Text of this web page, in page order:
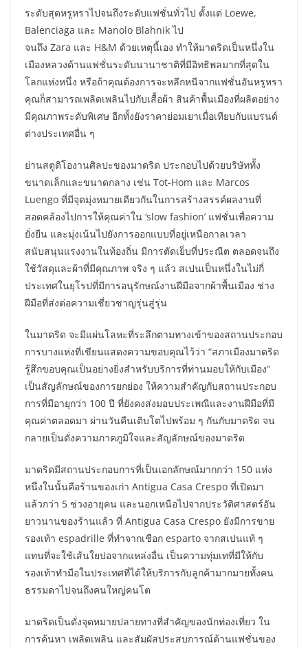
ระดับสุดหรูหราไปจนถึงระดับแฟชั่นทั่วไป ตั้งแต่ Loewe,
Balenciaga และ Manolo Blahnik ไป
จนถึง Zara และ H&M ด้วยเหตุนี้เอง ทำให้มาดริดเป็นหนึ่งใน
เมืองหลวงด้านแฟชั่นระดับนานาชาติที่มีอิทธิพลมากที่สุดใน
โลกแห่งหนึ่ง หรือถ้าคุณต้องการจะหลีกหนีจากแฟชั่นอันหรูหรา
คุณก็สามารถเพลิดเพลินไปกับเสื้อผ้า สินค้าพื้นเมืองที่ผลิตอย่าง
มีคุณภาพระดับพิเศษ อีกทั้งยังราคาย่อมเยาเมื่อเทียบกับแบรนด์
ต่างประเทศอื่น ๆ
ย่านสตูดิโองานศิลปะของมาดริด ประกอบไปด้วยบริษัททั้ง
ขนาดเล็กและขนาดกลาง เช่น Tot-Hom และ Marcos
Luengo ที่มีจุดมุ่งหมายเดียวกันในการสร้างสรรค์ผลงานที่
สอดคล้องไปการให้คุณค่าใน ‘slow fashion’ แฟชั่นเพื่อความ
ยั่งยืน และมุ่งเน้นไปยังการออกแบบที่อยู่เหนือกาลเวลา
สนับสนุนแรงงานในท้องถิ่น มีการตัดเย็บที่ประณีต ตลอดจนถึง
ใช้วัสดุและผ้าที่มีคุณภาพ จริง ๆ แล้ว สเปนเป็นหนึ่งในไม่กี่
ประเทศในยุโรปที่มีการอนุรักษณ์งานฝีมือจากผ้าพื้นเมือง ช่าง
ฝีมือที่ส่งต่อความเชี่ยวชาญรุ่นสู่รุ่น
ในมาดริด จะมีแผ่นโลหะที่ระลึกตามทางเข้าของสถานประกอบ
การบางแห่งที่เขียนแสดงความขอบคุณไว้ว่า “สภาเมืองมาดริด
รู้สึกขอบคุณเป็นอย่างยิ่งสำหรับบริการที่ท่านมอบให้กับเมือง”
เป็นสัญลักษณ์ของการยกย่อง ให้ความสำคัญกับสถานประกอบ
การที่มีอายุกว่า 100 ปี ที่ยังคงส่งมอบประเพณีและงานฝีมือที่มี
คุณค่าตลอดมา ผ่านวันคืนเติบโตไปพร้อม ๆ กันกับมาดริด จน
กลายเป็นดั่งความภาคภูมิใจและสัญลักษณ์ของมาดริด
มาดริดมีสถานประกอบการที่เป็นเอกลักษณ์มากกว่า 150 แห่ง
หนึ่งในนั้นคือร้านของเก่า Antigua Casa Crespo ที่เปิดมา
แล้วกว่า 5 ช่วงอายุคน และนอกเหนือไปจากประวัติศาสตร์อัน
ยาวนานของร้านแล้ว ที่ Antigua Casa Crespo ยังมีการขาย
รองเท้า espadrille ที่ทำจากเชือก esparto จากสเปนแท้ ๆ
แทนที่จะใช้เส้นใยปอจากแหล่งอื่น เป็นความทุ่มเทที่มีให้กับ
รองเท้าทำมือในประเทศที่ได้ให้บริการกับลูกค้ามากมายทั้งคน
ธรรมดาไปจนถึงคนใหญ่คนโต
มาดริดเป็นดั่งจุดหมายปลายทางที่สำคัญของนักท่องเที่ยว ใน
การค้นหา เพลิดเพลิน และสัมผัสประสบการณ์ด้านแฟชั่นของ